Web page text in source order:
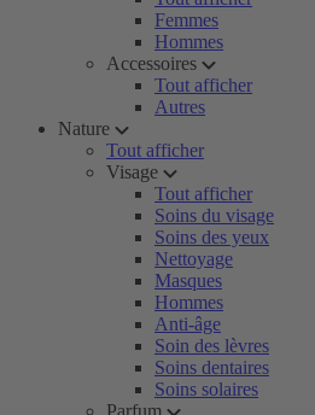
Femmes
Hommes
Accessoires
Tout afficher
Autres
Nature
Tout afficher
Visage
Tout afficher
Soins du visage
Soins des yeux
Nettoyage
Masques
Hommes
Anti-âge
Soin des lèvres
Soins dentaires
Soins solaires
Parfum